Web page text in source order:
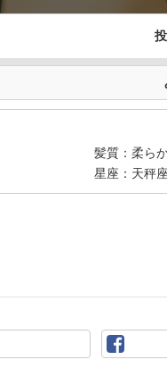
髪質 柔ら
星座 天秤座